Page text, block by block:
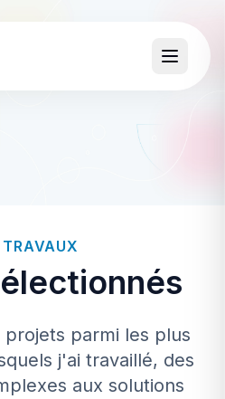
TRAVAUX
parmi les plus
j'ai travaillé, des
aux solutions